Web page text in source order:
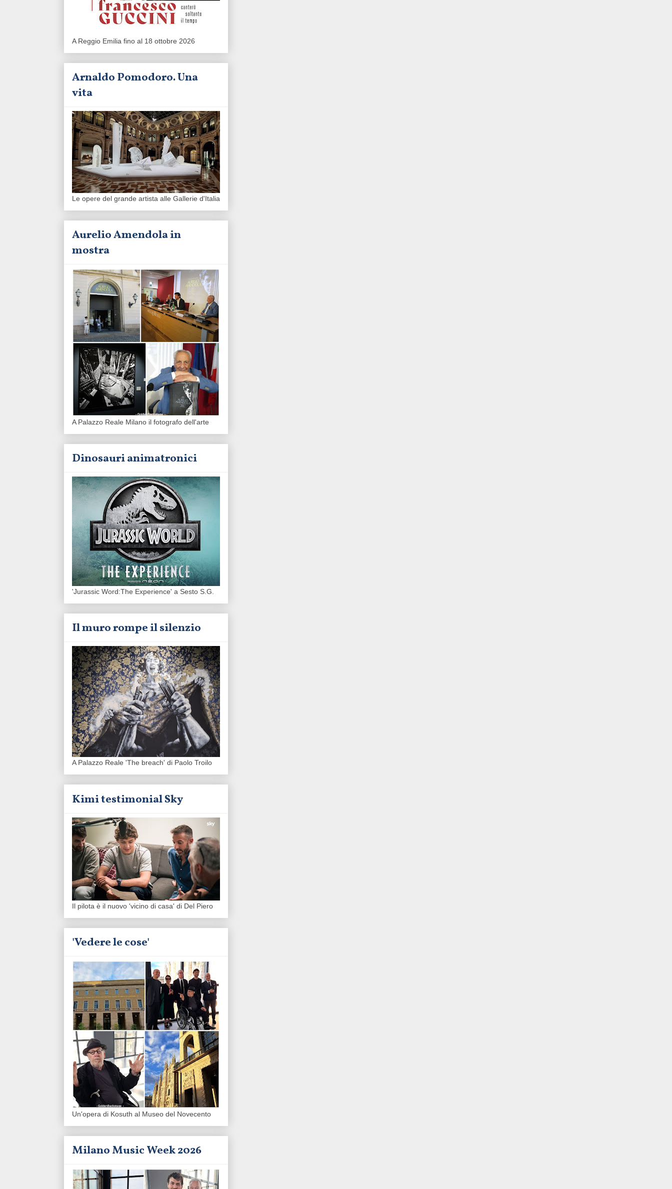
A Reggio Emilia fino al 18 ottobre 2026
Arnaldo Pomodoro. Una
vita
Le opere del grande artista alle Gallerie d'Italia
Aurelio Amendola in
mostra
A Palazzo Reale Milano il fotografo dell'arte
Dinosauri animatronici
'Jurassic Word:The Experience' a Sesto S.G.
Il muro rompe il silenzio
A Palazzo Reale 'The breach' di Paolo Troilo
Kimi testimonial Sky
Il pilota è il nuovo 'vicino di casa' di Del Piero
'Vedere le cose'
Un'opera di Kosuth al Museo del Novecento
Milano Music Week 2026